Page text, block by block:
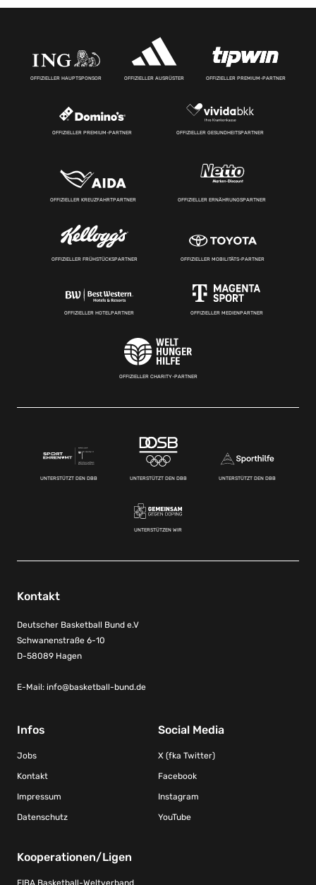
OFFIZIELLER HAUPTSPONSOR OFFIZIELLER AUSRÜSTER OFFIZIELLER PREMIUM-PARTNER
OFFIZIELLER PREMIUM-PARTNER OFFIZIELLER GESUNDHEITSPARTNER
OFFIZIELLER KREUZFAHRTPARTNER OFFIZIELLER ERNÄHRUNGSPARTNER
OFFIZIELLER FRÜHSTÜCKSPARTNER OFFIZIELLER MOBILITÄTS-PARTNER
OFFIZIELLER HOTELPARTNER OFFIZIELLER MEDIENPARTNER
OFFIZIELLER CHARITY-PARTNER
UNTERSTÜTZT DEN DBB UNTERSTÜTZT DEN DBB UNTERSTÜTZT DEN DBB
UNTERSTÜTZEN WIR
Kontakt
Deutscher Basketball Bund e.V
Schwanenstraße 6-10
D-58089 Hagen
E-Mail: info@basketball-bund.de
Infos
Jobs
Kontakt
Impressum
Datenschutz
Social Media
X (fka Twitter)
Facebook
Instagram
YouTube
Kooperationen/Ligen